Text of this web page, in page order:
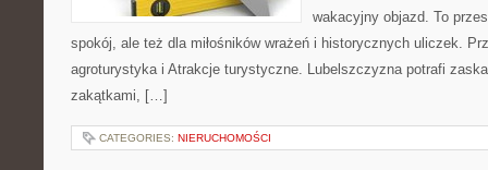
wakacyjny objazd. To
spokój, ale też dla miłośników wrażeń i historycznych uliczek.
agroturystyka i Atrakcje turystyczne. Lubelszczyzna potrafi
zakątkami, […]
CATEGORIES: NIERUCHOMOŚCI